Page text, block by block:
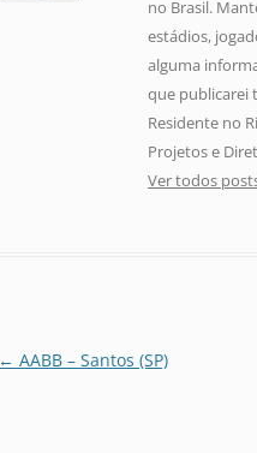
no Brasil.
estádios,
alguma
que publicarei
Residente no
Projetos e
Ver todos
Navegação
← AABB – Santos (SP)